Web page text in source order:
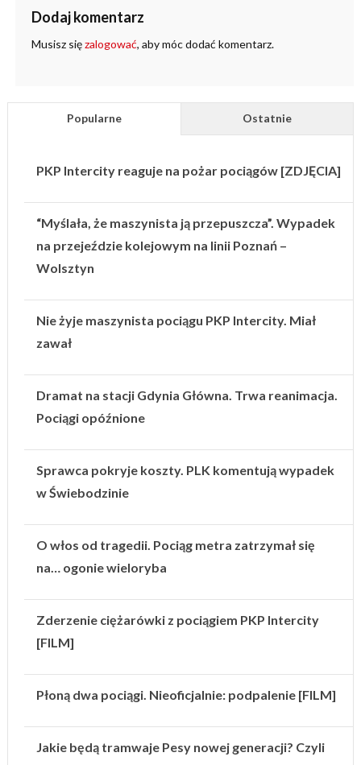
Dodaj komentarz
Musisz sięzalogować, aby móc dodać komentarz.
Popularne Ostatnie
PKP Intercity reaguje na pożar pociągów [ZDJĘCIA]
“Myślała, że maszynista ją przepuszcza”. Wypadek
na przejeździe kolejowym na linii Poznań –
Wolsztyn
Nie żyje maszynista pociągu PKP Intercity. Miał
zawał
Dramat na stacji Gdynia Główna. Trwa reanimacja.
Pociągi opóźnione
Sprawca pokryje koszty. PLK komentują wypadek
w Świebodzinie
O włos od tragedii. Pociąg metra zatrzymał się
na… ogonie wieloryba
Zderzenie ciężarówki z pociągiem PKP Intercity
[FILM]
Płoną dwa pociągi. Nieoficjalnie: podpalenie [FILM]
Jakie będą tramwaje Pesy nowej generacji? Czyli